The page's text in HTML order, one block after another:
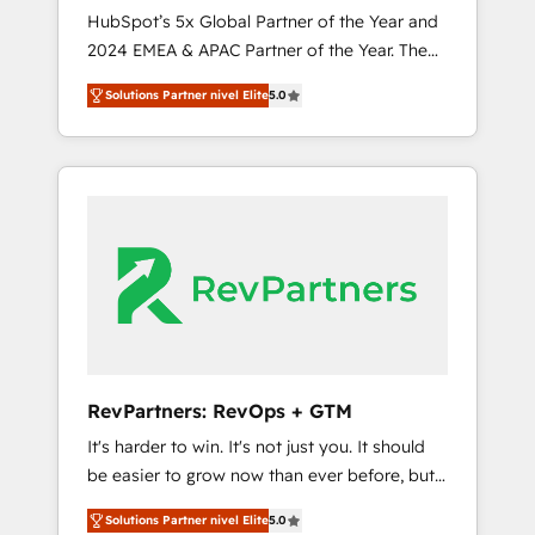
🇩🇪🇦🇺🇳🇿
HubSpot’s 5x Global Partner of the Year and
2024 EMEA & APAC Partner of the Year. The
world’s most experienced and fully
accredited HubSpot Solutions Partner. 🚀
With 2,750+ HubSpot projects delivered and
370+ specialists across EMEA, APAC and NAM,
From multi-region migrations to AI-powered
automation, we turn complexity into clarity,
human at global scale. 🏆 HubSpot’s CEO
Solutions Partner nivel Elite5.0
RevPartners: RevOps + GTM
It's harder to win. It's not just you. It should
be easier to grow now than ever before, but
it's not. So our focus is serving you, the
Solutions Partner nivel Elite5.0